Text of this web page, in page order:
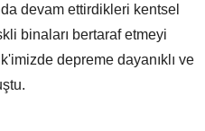
devam ettirdikleri kentsel
binaları bertaraf etmeyi
depreme dayanıklı ve